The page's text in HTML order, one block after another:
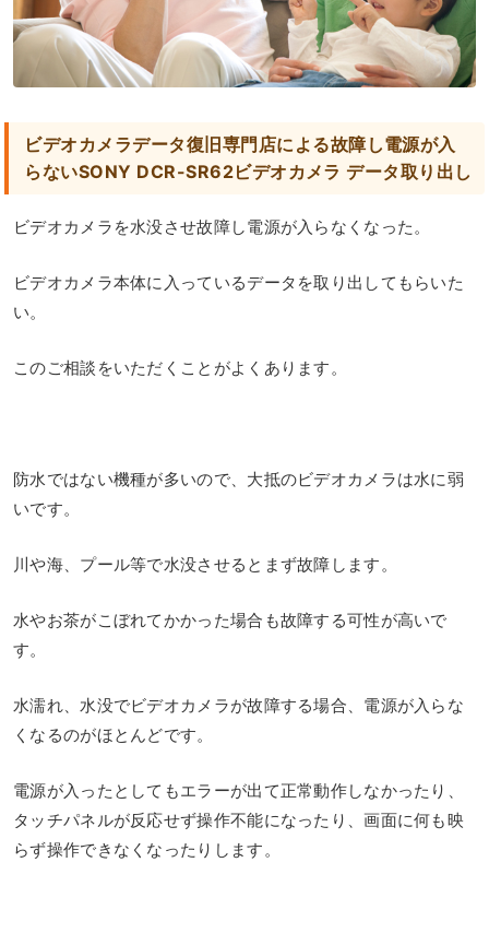
ビデオカメラデータ復旧専門店による故障し電源が入
らないSONY DCR-SR62ビデオカメラ データ取り出し
ビデオカメラを水没させ故障し電源が入らなくなった。
ビデオカメラ本体に入っているデータを取り出してもらいた
い。
このご相談をいただくことがよくあります。
防水ではない機種が多いので、大抵のビデオカメラは水に弱
いです。
川や海、プール等で水没させるとまず故障します。
水やお茶がこぼれてかかった場合も故障する可性が高いで
す。
水濡れ、水没でビデオカメラが故障する場合、電源が入らな
くなるのがほとんどです。
電源が入ったとしてもエラーが出て正常動作しなかったり、
タッチパネルが反応せず操作不能になったり、画面に何も映
らず操作できなくなったりします。